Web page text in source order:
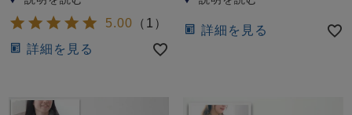
ボーイズパジャマ
売れ筋ランキング
- Item Ranking -
新着商品
- New Arrival -
上着単品
5.00 （ 1 ）
詳細を見る
詳細を見る